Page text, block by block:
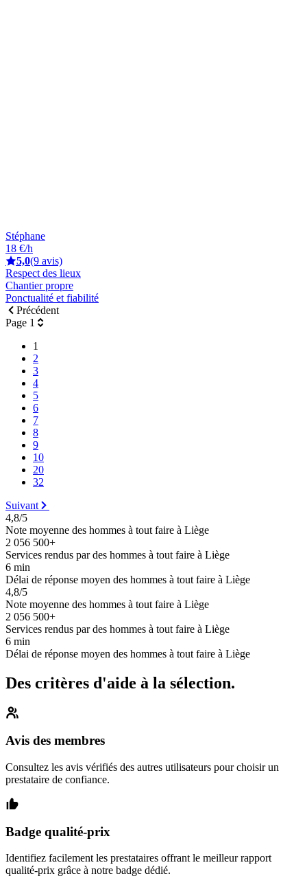
Stéphane
18 €/h
5,0(9 avis)
Respect des lieux
Chantier propre
Ponctualité et fiabilité
Précédent
Page 1
1
2
3
4
5
6
7
8
9
10
20
32
Suivant
4,8/5
Note moyenne des hommes à tout faire à Liège
2 056 500+
Services rendus par des hommes à tout faire à Liège
6 min
Délai de réponse moyen des hommes à tout faire à Liège
4,8/5
Note moyenne des hommes à tout faire à Liège
2 056 500+
Services rendus par des hommes à tout faire à Liège
6 min
Délai de réponse moyen des hommes à tout faire à Liège
Des critères d'aide à la sélection.
Avis des membres
Consultez les avis vérifiés des autres utilisateurs pour choisir un
prestataire de confiance.
Badge qualité-prix
Identifiez facilement les prestataires offrant le meilleur rapport
qualité-prix grâce à notre badge dédié.